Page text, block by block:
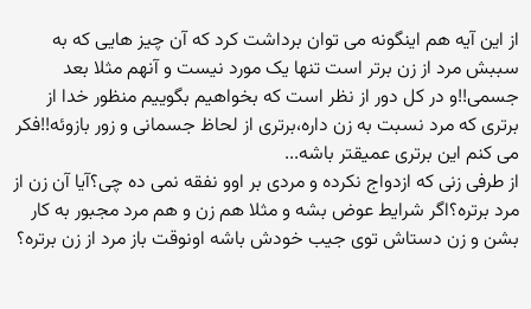
از این آیه هم اینگونه می توان برداشت کرد که آن چیز هایی که به
سببش مرد از زن برتر است تنها یک مورد نیست و آنهم مثلا بعد
جسمی!!و در کل دور از نظر است که بخواهیم بگوییم منظور خدا از
برتری که مرد نسبت به زن داره،برتری از لحاظ جسمانی و زور بازوئه!!فکر
می کنم این برتری عمیقتر باشه...
از طرفی زنی که ازدواج نکرده و مردی بر اوو نفقه نمی ده چی؟آیا آن زن از
مرد برتره؟اگر شرایط عوض بشه و مثلا هم زن و هم مرد مجبور به کار
بشن و زن دستاش توی جیب خودش باشه اونوقت باز مرد از زن برتره؟